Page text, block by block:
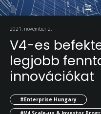
2021. november 2.
V4-es
legjobb
innovációkat
#Enterprise Hungary